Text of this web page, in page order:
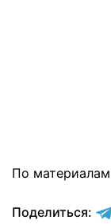
По материалам
Поделиться: